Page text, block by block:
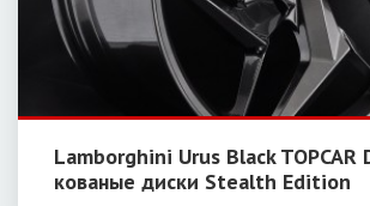
Lamborghini Urus Black TOPCAR
кованые диски Stealth Edition